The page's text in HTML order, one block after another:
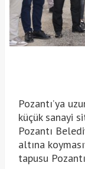
Pozantı’ya
küçük sanayi
Pozantı
altına
tapusu